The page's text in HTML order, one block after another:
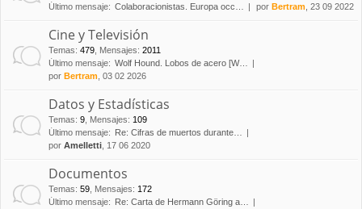
Último mensaje: Colaboracionistas. Europa occ… por Bertram , 23 09 2022
Cine y Televisión
Temas: 479 Mensajes: 2011
Último mensaje: Wolf Hound. Lobos de acero [W…
por Bertram , 03 02 2026
Datos y Estadísticas
Temas: 9 Mensajes: 109
Último mensaje:
Re: Cifras de muertos durante…
por Amelletti , 17 06 2020
Documentos
Temas: 59 Mensajes: 172
Último mensaje:
Re: Carta de Hermann Göring a…